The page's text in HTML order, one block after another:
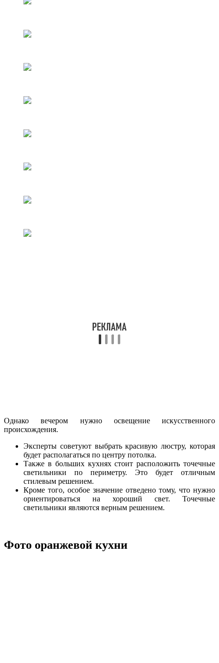
Однако вечером нужно освещение искусственного
происхождения.
Эксперты советуют выбрать красивую люстру, которая
будет располагаться по центру потолка.
Также в больших кухнях стоит расположить точечные
светильники по периметру. Это будет отличным
стилевым решением.
Кроме того, особое значение отведено тому, что нужно
ориентироваться на хороший свет. Точечные
светильники являются верным решением.
Фото оранжевой кухни